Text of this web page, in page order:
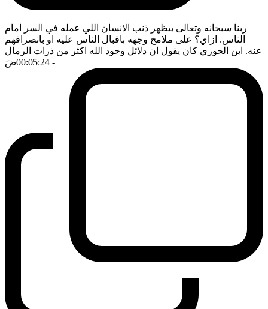
ربنا سبحانه وتعالى بيظهر ذنب الانسان اللي عمله في السر امام
الناس. ازاي؟ على ملامح وجهه باقبال الناس عليه او بانصرافهم
عنه. ابن الجوزي كان يقول ان دلائل وجود الله اكثر من ذرات الرمال
- 00:05:24
ضَ